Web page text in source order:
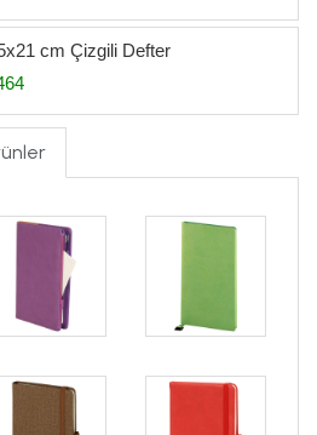
cm Çizgili Defter